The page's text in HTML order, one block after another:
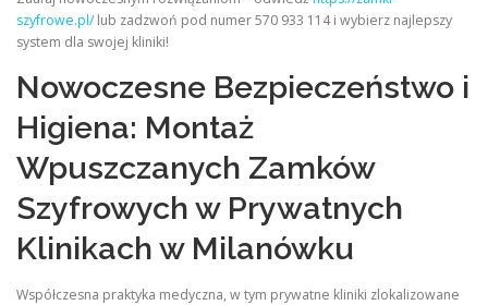
szyfrowe.pl/lub zadzwoń pod numer 570 933 114 i wybierz najlepszy
system dla swojej kliniki!
Nowoczesne Bezpieczeństwo i
Higiena: Montaż
Wpuszczanych Zamków
Szyfrowych w Prywatnych
Klinikach w Milanówku
Współczesna praktyka medyczna, w tym prywatne kliniki zlokalizowane